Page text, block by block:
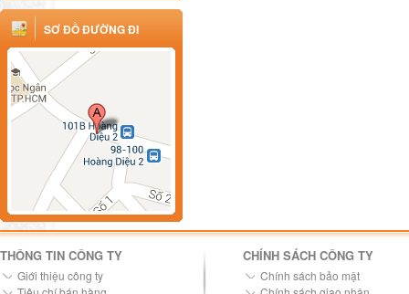
SƠ ĐỒ ĐƯỜNG ĐI
THÔNG TIN CÔNG TY
Giới thiệu công ty
CHÍNH SÁCH CÔNG TY
Chính sách bảo mật